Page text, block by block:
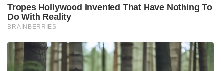
Tropes Hollywood Invented That Have Nothing To
Do With Reality
BRAINBERRIES